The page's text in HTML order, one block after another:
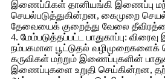
இணைப்பிகள் தானியங்கி இணைப்பு
செயல்படுத்துகின்றன, கைமுறை
தேவையைக் குறைத்து வேலை
4. மேம்படுத்தப்பட்ட பாதுகாப்பு:
நம்பகமான பூட்டுதல்
கருவிகள் மற்றும் இணைப்புகளின்
இணைப்புகளை உறுதி செய்கின்றன,